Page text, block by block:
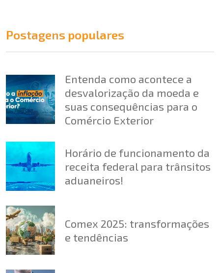
Postagens populares
Entenda como acontece a
desvalorização da moeda e
suas consequências para o
Comércio Exterior
Horário de funcionamento da
receita federal para trânsitos
aduaneiros!
Comex 2025: transformações
e tendências